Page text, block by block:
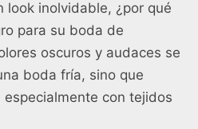
look inolvidable, ¿por qué
para su boda de
oscuros y audaces se
boda fría, sino que
con tejidos